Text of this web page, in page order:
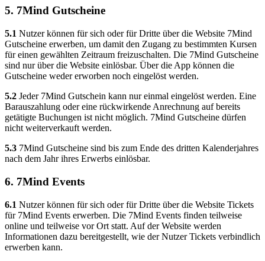
5. 7Mind Gutscheine
5.1 Nutzer können für sich oder für Dritte über die Website 7Mind
Gutscheine erwerben, um damit den Zugang zu bestimmten Kursen
für einen gewählten Zeitraum freizuschalten. Die 7Mind Gutscheine
sind nur über die Website einlösbar. Über die App können die
Gutscheine weder erworben noch eingelöst werden.
5.2 Jeder 7Mind Gutschein kann nur einmal eingelöst werden. Eine
Barauszahlung oder eine rückwirkende Anrechnung auf bereits
getätigte Buchungen ist nicht möglich. 7Mind Gutscheine dürfen
nicht weiterverkauft werden.
5.3 7Mind Gutscheine sind bis zum Ende des dritten Kalenderjahres
nach dem Jahr ihres Erwerbs einlösbar.
6. 7Mind Events
6.1 Nutzer können für sich oder für Dritte über die Website Tickets
für 7Mind Events erwerben. Die 7Mind Events finden teilweise
online und teilweise vor Ort statt. Auf der Website werden
Informationen dazu bereitgestellt, wie der Nutzer Tickets verbindlich
erwerben kann.